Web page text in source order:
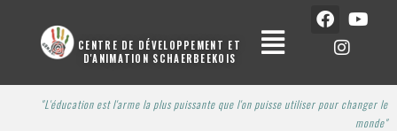
CENTRE DE DÉVELOPPEMENT ET
D'ANIMATION SCHAERBEEKOIS
"L'éducation est l'arme la plus puissante que l'on puisse utiliser pour changer le
monde"